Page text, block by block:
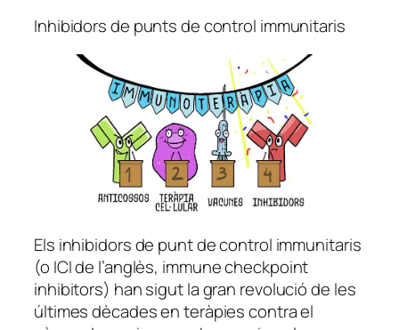
Inhibidors de punts de control immunitaris
Els inhibidors de punt de control immunitaris
(o ICI de l’anglès, immune checkpoint
inhibitors) han sigut la gran revolució de les
últimes dècades en teràpies contra el